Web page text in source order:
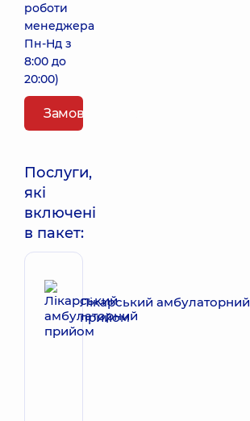
роботи
менеджера
Пн-Нд з
8:00 до
20:00)
Замовити пакет
Послуги,
які
включені
в пакет:
Лікарський амбулаторний
прийом